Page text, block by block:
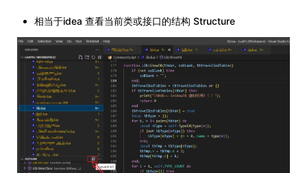
相当于idea 查看当前类或接口的结构 Structure